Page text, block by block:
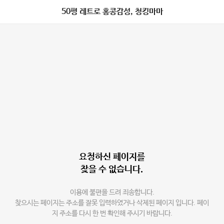
50평 레트로 홍콩감성, 청킹마마
요청하신 페이지를
찾을 수 없습니다.
이용에 불편을 드려 죄송합니다.
찾으시는 페이지는 주소를 잘못 입력하였거나 삭제된 페이지 입니다. 페이
지 주소를 다시 한 번 확인해 주시기 바랍니다.